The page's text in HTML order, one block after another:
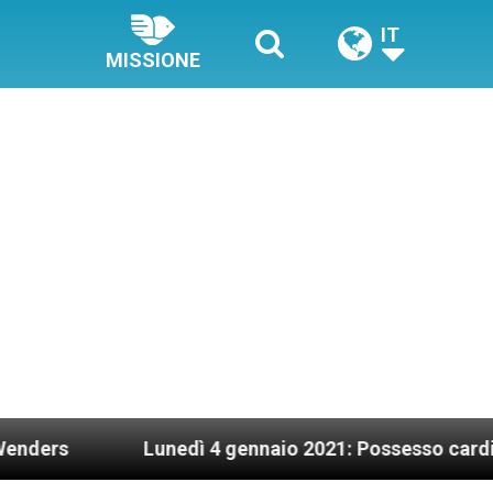
MISSIONE
IT
Lunedì 4 gennaio 2021: Possesso cardinalizio